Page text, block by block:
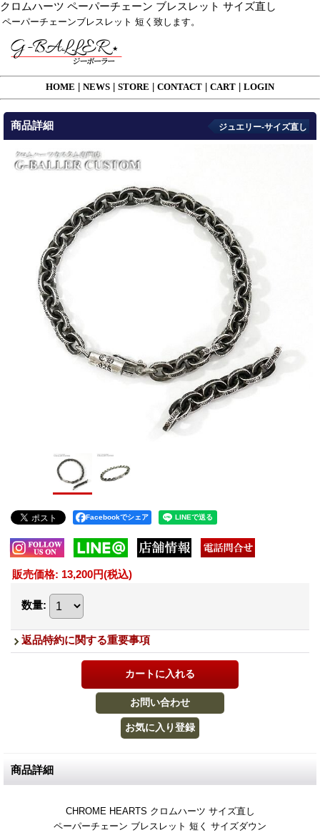
クロムハーツ ペーパーチェーン ブレスレット サイズ直し
ペーパーチェーンブレスレット 短く致します。
HOME NEWS STORE CONTACT CART LOGIN
商品詳細 ジュエリー-サイズ直し
Facebookでシェア
販売価格: 13,200円(税込)
数量:
返品特約に関する重要事項
商品詳細
CHROME HEARTS クロムハーツ サイズ直し
ペーパーチェーン ブレスレット 短く サイズダウン